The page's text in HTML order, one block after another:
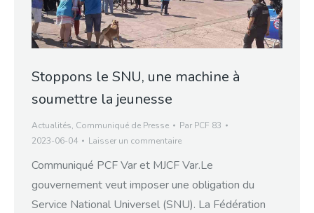
Stoppons le SNU, une machine à
soumettre la jeunesse
Actualités, Communiqué de Presse Par PCF 83
2023-06-04
Laisser un commentaire
Communiqué PCF Var et MJCF Var.Le
gouvernement veut imposer une obligation du
Service National Universel (SNU). La Fédération